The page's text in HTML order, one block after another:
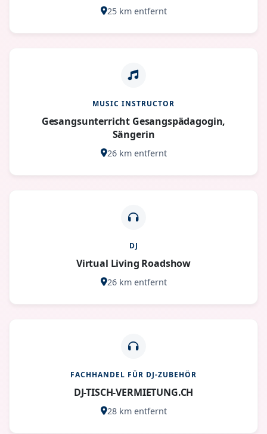
25 km entfernt
MUSIC INSTRUCTOR
Gesangsunterricht Gesangspädagogin,
Sängerin
26 km entfernt
DJ
Virtual Living Roadshow
26 km entfernt
FACHHANDEL FÜR DJ-ZUBEHÖR
DJ-TISCH-VERMIETUNG.CH
28 km entfernt